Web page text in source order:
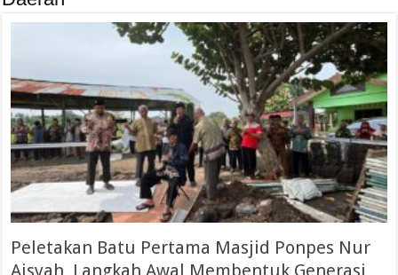
Peletakan Batu Pertama Masjid Ponpes Nur
Aisyah, Langkah Awal Membentuk Generasi